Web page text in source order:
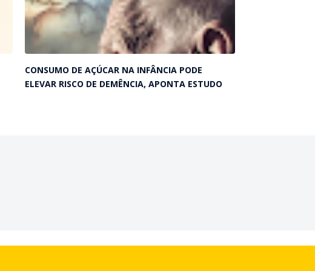
CONSUMO DE AÇÚCAR NA INFÂNCIA PODE
ELEVAR RISCO DE DEMÊNCIA, APONTA ESTUDO